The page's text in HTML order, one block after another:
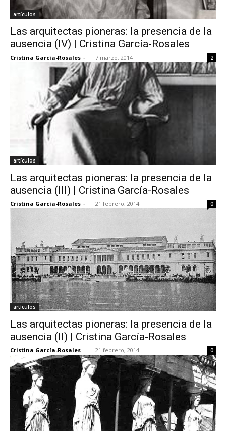
artículos
Las arquitectas pioneras: la presencia de la
ausencia (IV) | Cristina García-Rosales
Cristina García-Rosales - 7 marzo, 2014 2
artículos
Las arquitectas pioneras: la presencia de la
ausencia (III) | Cristina García-Rosales
Cristina García-Rosales - 21 febrero, 2014 0
artículos
Las arquitectas pioneras: la presencia de la
ausencia (II) | Cristina García-Rosales
Cristina García-Rosales - 21 febrero, 2014 0